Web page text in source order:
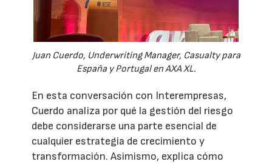
Juan Cuerdo, Underwriting Manager, Casualty para
España y Portugal en AXA XL.
En esta conversación con Interempresas,
Cuerdo analiza por qué la gestión del riesgo
debe considerarse una parte esencial de
cualquier estrategia de crecimiento y
transformación. Asimismo, explica cómo